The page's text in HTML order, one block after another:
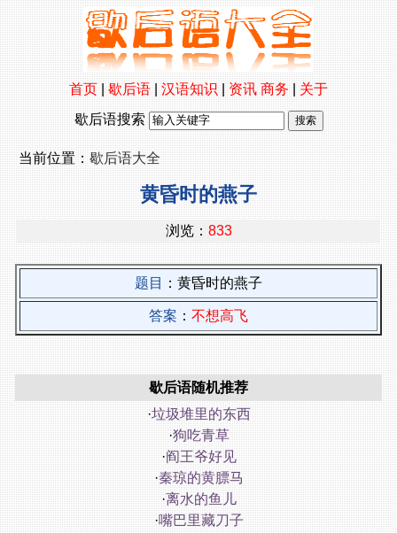
首页|歇后语|汉语知识|资讯 商务|关于
歇后语搜索
当前位置：歇后语大全
黄昏时的燕子
浏览： 833
题目 ：黄昏时的燕子
答案 ： 不想高飞
歇后语随机推荐
·垃圾堆里的东西
·狗吃青草
·阎王爷好见
·秦琼的黄膘马
·离水的鱼儿
·嘴巴里藏刀子